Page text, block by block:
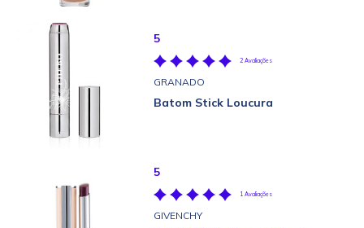
5
2 Avaliações
GRANADO
Batom Stick Loucura
5
1 Avaliações
GIVENCHY